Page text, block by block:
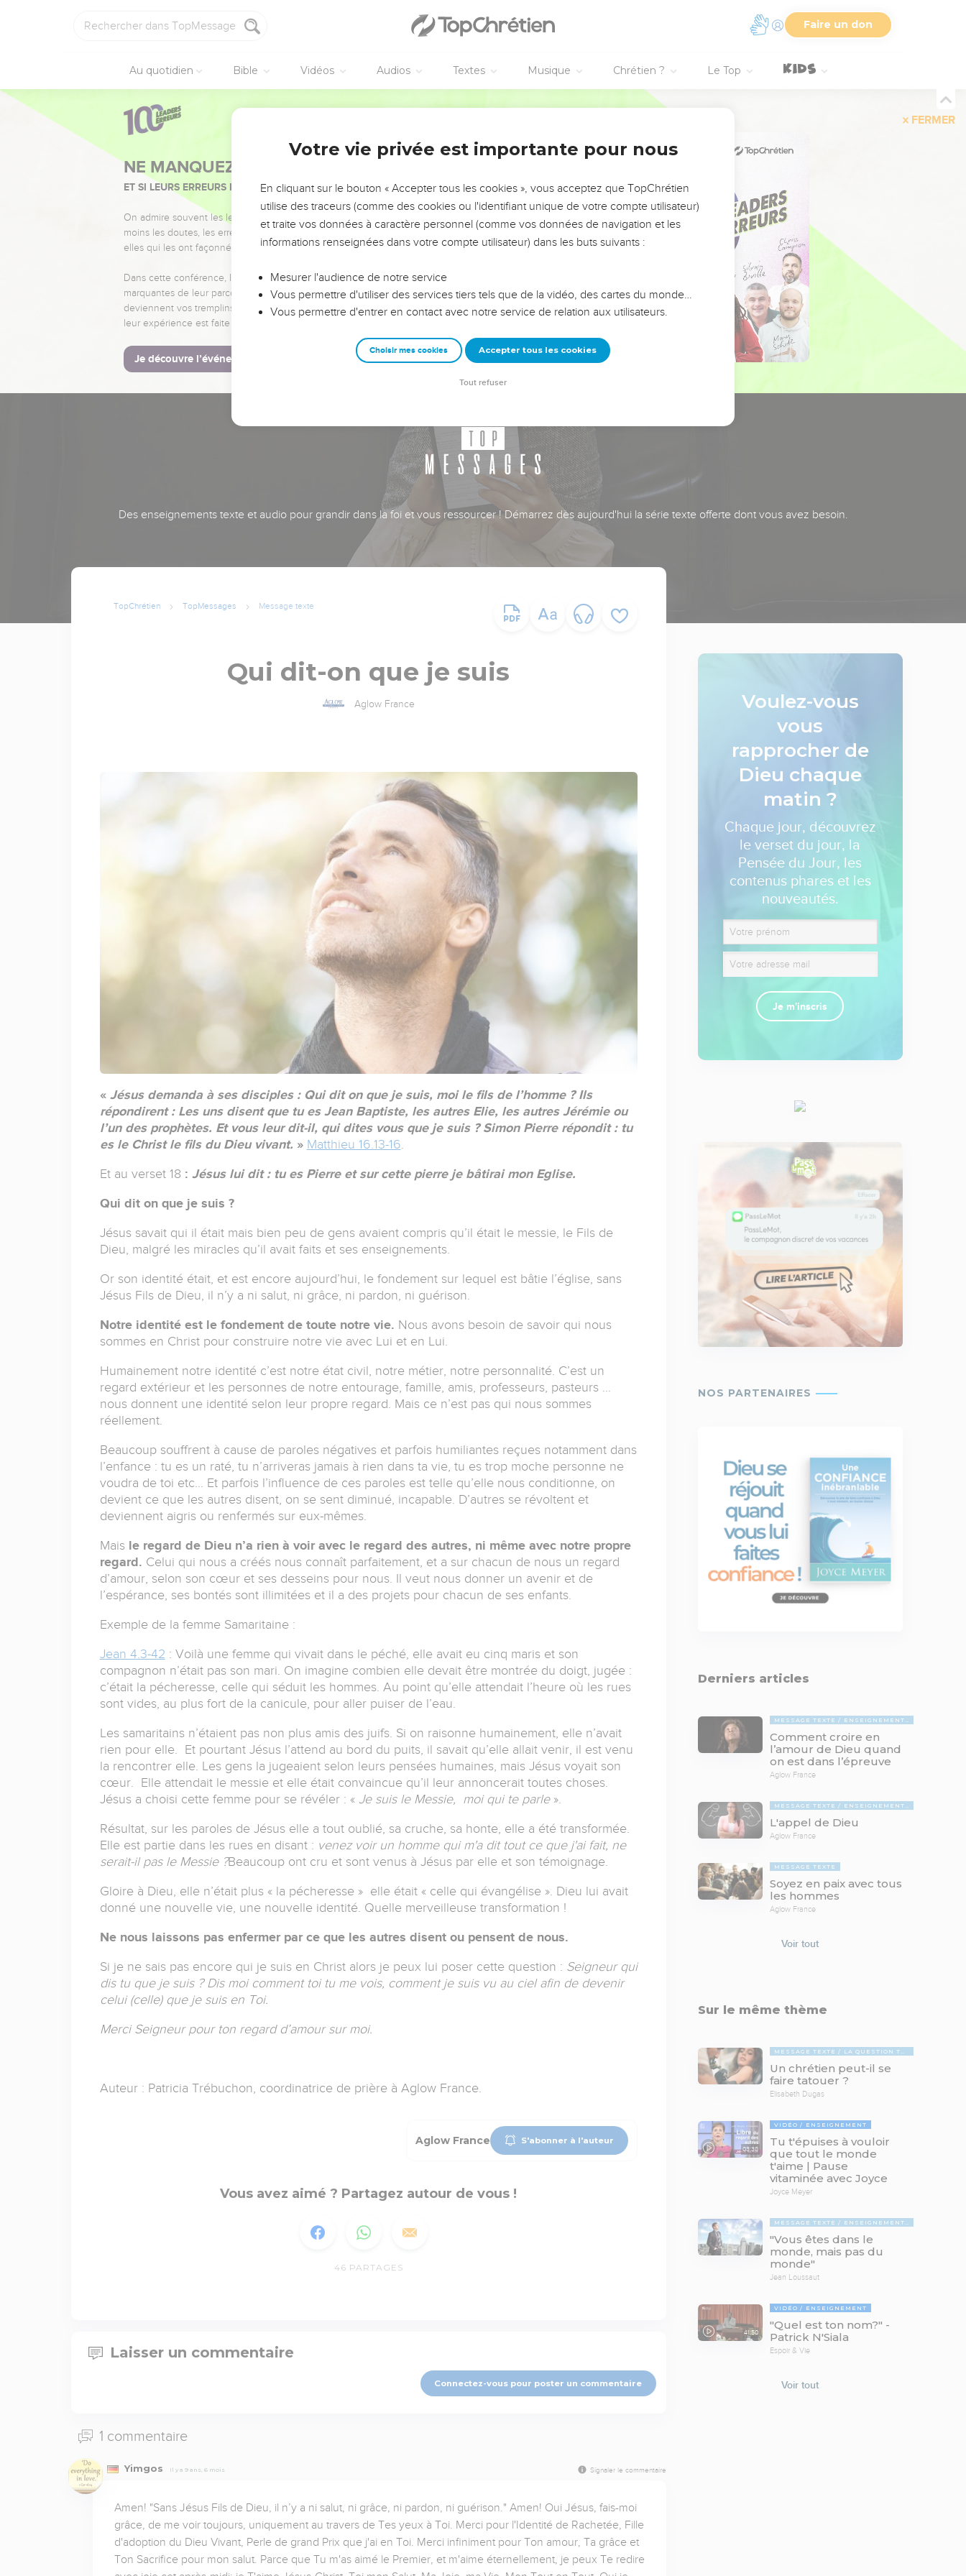
Faire un don
Au quotidien Bible Vidéos Audios Textes Musique Chrétien ? Le Top
FERMER
NE MANQUEZ PAS L’ÉVÉNEMENT DE L’ANNÉE !
ET SI LEURS ERREURS POUVAIENT VOUS ÉVITER LES VOTRES ?
On admire souvent les leaders pour leurs réussites, leur impact, leur foi ou leur vision. Mais on voit
moins les doutes, les erreurs et les saisons difficiles qu'ils ont traversés, alors même que ce sont
elles qui les ont façonnés.
Dans cette conférence, leaders, entrepreneurs, et responsables reviennent sur les erreurs
marquantes de leur parcours et les clés pour avancer avec plus de sagesse afin que leurs erreurs
deviennent vos tremplins. Que vous guidiez un ministère, une équipe, un groupe ou une famille,
leur expérience est faite pour vous.
Je découvre l’événement
Des enseignements texte et audio pour grandir dans la foi et vous ressourcer ! Démarrez dès aujourd'hui la série texte offerte dont vous avez besoin.
TopChrétien TopMessages Message texte
Qui dit-on que je suis
Aglow France
« Jésus demanda à ses disciples : Qui dit on que je suis, moi le fils de l’homme ? Ils
répondirent : Les uns disent que tu es Jean Baptiste, les autres Elie, les autres Jérémie ou
l’un des prophètes. Et vous leur dit-il, qui dites vous que je suis ? Simon Pierre répondit : tu
es le Christ le fils du Dieu vivant. » Matthieu 16.13-16.
Et au verset 18 : Jésus lui dit : tu es Pierre et sur cette pierre je bâtirai mon Eglise.
Qui dit on que je suis ?
Jésus savait qui il était mais bien peu de gens avaient compris qu’il était le messie, le Fils de
Dieu, malgré les miracles qu’il avait faits et ses enseignements.
Or son identité était, et est encore aujourd’hui, le fondement sur lequel est bâtie l’église, sans
Jésus Fils de Dieu, il n’y a ni salut, ni grâce, ni pardon, ni guérison.
Notre identité est le fondement de toute notre vie. Nous avons besoin de savoir qui nous
sommes en Christ pour construire notre vie avec Lui et en Lui.
Humainement notre identité c’est notre état civil, notre métier, notre personnalité. C’est un
regard extérieur et les personnes de notre entourage, famille, amis, professeurs, pasteurs …
nous donnent une identité selon leur propre regard. Mais ce n’est pas qui nous sommes
réellement.
Beaucoup souffrent à cause de paroles négatives et parfois humiliantes reçues notamment dans
l’enfance : tu es un raté, tu n’arriveras jamais à rien dans ta vie, tu es trop moche personne ne
voudra de toi etc… Et parfois l’influence de ces paroles est telle qu’elle nous conditionne, on
devient ce que les autres disent, on se sent diminué, incapable. D’autres se révoltent et
deviennent aigris ou renfermés sur eux-mêmes.
Mais le regard de Dieu n’a rien à voir avec le regard des autres, ni même avec notre propre
regard. Celui qui nous a créés nous connaît parfaitement, et a sur chacun de nous un regard
d’amour, selon son cœur et ses desseins pour nous. Il veut nous donner un avenir et de
l’espérance, ses bontés sont illimitées et il a des projets pour chacun de ses enfants.
Exemple de la femme Samaritaine :
Jean 4.3-42 : Voilà une femme qui vivait dans le péché, elle avait eu cinq maris et son
compagnon n’était pas son mari. On imagine combien elle devait être montrée du doigt, jugée :
c’était la pécheresse, celle qui séduit les hommes. Au point qu’elle attendait l’heure où les rues
sont vides, au plus fort de la canicule, pour aller puiser de l’eau.
Les samaritains n’étaient pas non plus amis des juifs. Si on raisonne humainement, elle n’avait
rien pour elle. Et pourtant Jésus l’attend au bord du puits, il savait qu’elle allait venir, il est venu
la rencontrer elle. Les gens la jugeaient selon leurs pensées humaines, mais Jésus voyait son
cœur. Elle attendait le messie et elle était convaincue qu’il leur annoncerait toutes choses.
Jésus a choisi cette femme pour se révéler : « Je suis le Messie, moi qui te parle ».
Résultat, sur les paroles de Jésus elle a tout oublié, sa cruche, sa honte, elle a été transformée.
Elle est partie dans les rues en disant : venez voir un homme qui m'a dit tout ce que j'ai fait, ne
serait-il pas le Messie ?Beaucoup ont cru et sont venus à Jésus par elle et son témoignage.
Gloire à Dieu, elle n’était plus « la pécheresse » elle était « celle qui évangélise ». Dieu lui avait
donné une nouvelle vie, une nouvelle identité. Quelle merveilleuse transformation !
Ne nous laissons pas enfermer par ce que les autres disent ou pensent de nous.
Si je ne sais pas encore qui je suis en Christ alors je peux lui poser cette question : Seigneur qui
dis tu que je suis ? Dis moi comment toi tu me vois, comment je suis vu au ciel afin de devenir
celui (celle) que je suis en Toi.
Merci Seigneur pour ton regard d’amour sur moi.
Auteur : Patricia Trébuchon, coordinatrice de prière à Aglow France.
Aglow France S'abonner à l'auteur
Vous avez aimé ? Partagez autour de vous !
46 PARTAGES
Laisser un commentaire
Connectez-vous pour poster un commentaire
1 commentaire
Yimgos Il y a 9 ans, 6 mois Signaler le commentaire
Amen! "Sans Jésus Fils de Dieu, il n’y a ni salut, ni grâce, ni pardon, ni guérison." Amen! Oui Jésus, fais-moi
grâce, de me voir toujours, uniquement au travers de Tes yeux à Toi. Merci pour l'Identité de Rachetée, Fille
d'adoption du Dieu Vivant, Perle de grand Prix que j'ai en Toi. Merci infiniment pour Ton amour, Ta grâce et
Ton Sacrifice pour mon salut. Parce que Tu m'as aimé le Premier, et m'aime éternellement, je peux Te redire
Voulez-vous
vous
rapprocher de
Dieu chaque
matin ?
Chaque jour, découvrez
le verset du jour, la
Pensée du Jour, les
contenus phares et les
nouveautés.
Je m'inscris
Derniers articles
MESSAGE TEXTE ENSEIGNEMENTS BIBLIQUES
Comment croire en
l’amour de Dieu quand
on est dans l’épreuve
Aglow France
MESSAGE TEXTE ENSEIGNEMENTS BIBLIQUES
L'appel de Dieu
Aglow France
MESSAGE TEXTE
Soyez en paix avec tous
les hommes
Aglow France
Voir tout
Sur le même thème
MESSAGE TEXTE LA QUESTION TABOUE
Un chrétien peut-il se
faire tatouer ?
Elisabeth Dugas
03:38
VIDÉO ENSEIGNEMENT
Tu t'épuises à vouloir
que tout le monde
t'aime | Pause
vitaminée avec Joyce
Joyce Meyer
MESSAGE TEXTE ENSEIGNEMENTS BIBLIQUES
"Vous êtes dans le
monde, mais pas du
monde"
Jean Loussaut
41:50
VIDÉO ENSEIGNEMENT
"Quel est ton nom?" -
Patrick N'Siala
Espoir & Vie
Voir tout
Votre vie privée est importante pour nous
En cliquant sur le bouton « Accepter tous les cookies », vous acceptez que TopChrétien
utilise des traceurs (comme des cookies ou l'identifiant unique de votre compte utilisateur)
et traite vos données à caractère personnel (comme vos données de navigation et les
informations renseignées dans votre compte utilisateur) dans les buts suivants :
Mesurer l'audience de notre service
Vous permettre d'utiliser des services tiers tels que de la vidéo, des cartes du monde…
Vous permettre d'entrer en contact avec notre service de relation aux utilisateurs.
Choisir mes cookies Accepter tous les cookies
Tout refuser